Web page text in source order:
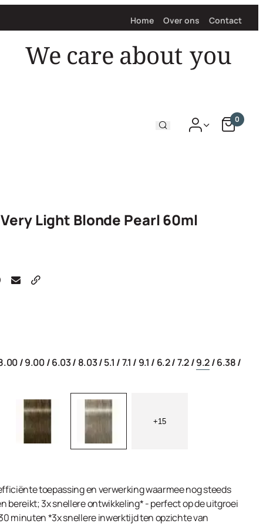
Home Over ons Contact
We care about
0
Light Blonde Pearl 60ml
/9.00/6.03/ 8.03/5.1 /7.1 / 9.1 / 6.2/7.2/9.2/6.38/
+15
toepassing en verwerking waarmee nog steeds
bereikt; 3x snellere ontwikkeling* - perfect op de uitgroei
minuten *3x snellere inwerktijd ten opzichte van